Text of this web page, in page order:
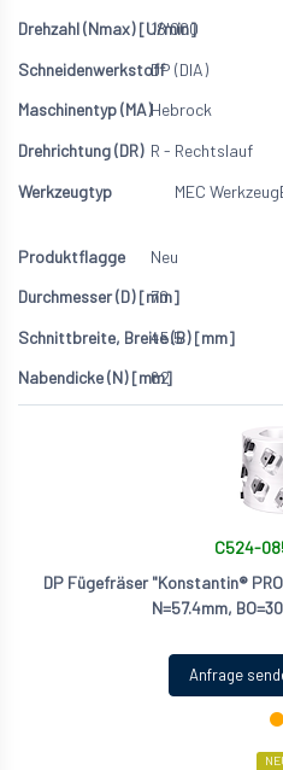
18'000
DP (DIA)
Hebrock
R - Rechtslauf
MEC Werkzeug
Neu
70
45.5
62
C524-
DP Fügefräser "Konstantin®
N=57.4mm,